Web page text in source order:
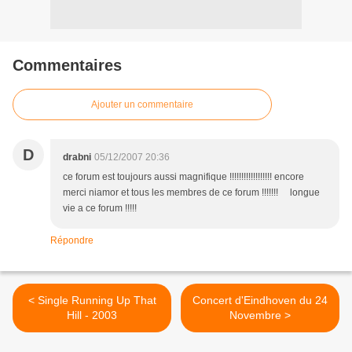
Commentaires
Ajouter un commentaire
D drabni 05/12/2007 20:36
ce forum est toujours aussi magnifique !!!!!!!!!!!!!!!!!! encore
merci niamor et tous les membres de ce forum !!!!!!! longue
vie a ce forum !!!!!
Répondre
< Single Running Up That
Hill - 2003
Concert d'Eindhoven du 24
Novembre >